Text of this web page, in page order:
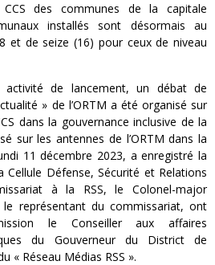
des communes de la capitale
installés sont désormais au
et de seize (16) pour ceux de niveau
de lancement, un débat de
» de l’ORTM a été organisé sur
dans la gouvernance inclusive de la
sur les antennes de l’ORTM dans la
11 décembre 2023, a enregistré la
Défense, Sécurité et Relations
à la RSS, le Colonel-major
le représentant du commissariat, ont
le Conseiller aux affaires
du Gouverneur du District de
« Réseau Médias RSS ».